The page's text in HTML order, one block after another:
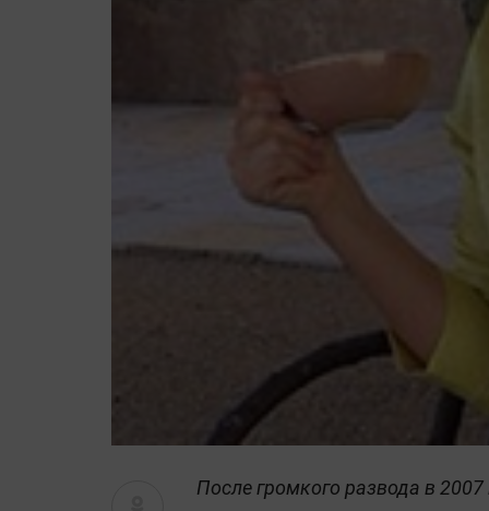
После громкого развода в